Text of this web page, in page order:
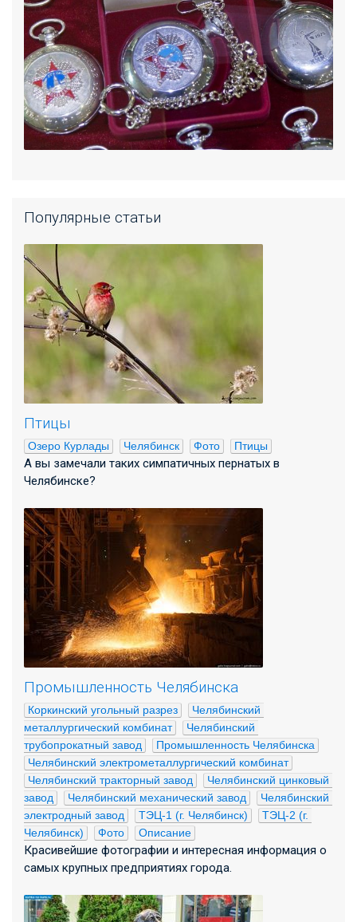
Популярные статьи
Птицы
Озеро Курлады Челябинск Фото Птицы
А вы замечали таких симпатичных пернатых в
Челябинске?
Промышленность Челябинска
Коркинский угольный разрез
Челябинский
металлургический комбинат
Челябинский
трубопрокатный завод
Промышленность Челябинска
Челябинский электрометаллургический комбинат
Челябинский тракторный завод
Челябинский цинковый
завод
Челябинский механический завод
Челябинский
электродный завод
ТЭЦ-1 (г. Челябинск)
ТЭЦ-2 (г.
Челябинск)
Фото Описание
Красивейшие фотографии и интересная информация о
самых крупных предприятиях города.